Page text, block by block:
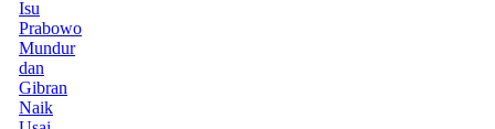
Isu
Prabowo
Mundur
dan
Gibran
Naik